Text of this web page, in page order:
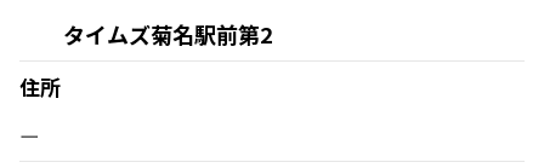
タイムズ菊名駅前第2
住所
ー